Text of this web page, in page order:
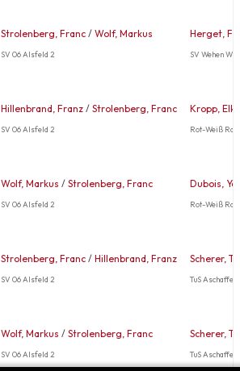
Strolenberg, Franc / Wolf, Markus
SV 06 Alsfeld 2
Herget,
SV Wehen
Hillenbrand, Franz / Strolenberg, Franc
SV 06 Alsfeld 2
Kropp, Elke
Rot-Weiß
Wolf, Markus / Strolenberg, Franc
SV 06 Alsfeld 2
Dubois,
Rot-Weiß
Strolenberg, Franc / Hillenbrand, Franz
SV 06 Alsfeld 2
Scherer,
TuS
Wolf, Markus / Strolenberg, Franc
SV 06 Alsfeld 2
Scherer,
TuS